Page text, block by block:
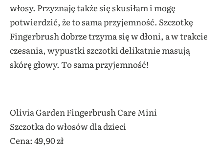
włosy. Przyznaję także się skusiłam i mogę
potwierdzić, że to sama przyjemność. Szczotkę
Fingerbrush dobrze trzyma się w dłoni, a w trakcie
czesania, wypustki szczotki delikatnie masują
skórę głowy. To sama przyjemność!
Olivia Garden Fingerbrush Care Mini
Szczotka do włosów dla dzieci
Cena: 49,90 zł